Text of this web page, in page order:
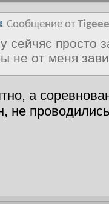
Сообщение от
сейчяс просто
не от меня
а
не